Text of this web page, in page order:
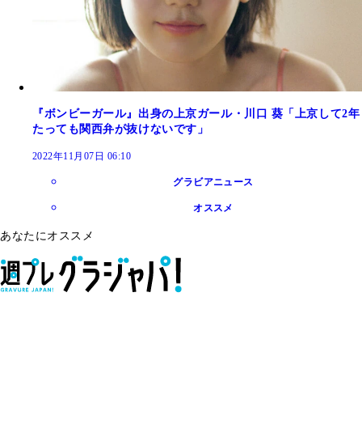
『ボンビーガール』出身の上京ガール・川口 葵「上京して2年
たっても関西弁が抜けないです」
2022年11月07日 06:10
グラビアニュース
オススメ
あなたにオススメ